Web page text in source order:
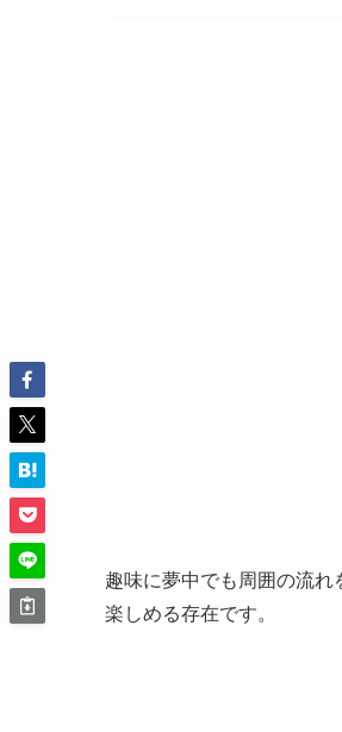
趣味に夢中でも周囲の流
楽しめる存在です。